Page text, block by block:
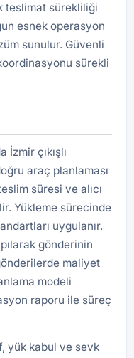
teslimat sürekliliği
esnek operasyon
sunulur. Güvenli
sürekli
İzmir çıkışlı
araç planlaması
süresi ve alıcı
Yükleme sürecinde
uygulanır.
gönderinin
maliyet
modeli
raporu ile süreç
yük kabul ve sevk